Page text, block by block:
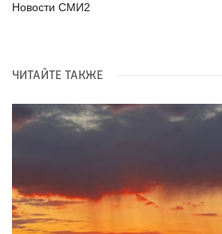
Новости СМИ2
ЧИТАЙТЕ ТАКЖЕ